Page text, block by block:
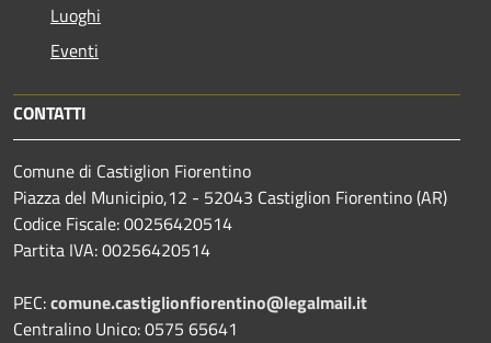
Luoghi
Eventi
CONTATTI
Comune di Castiglion Fiorentino
Piazza del Municipio,12 - 52043 Castiglion Fiorentino (AR)
Codice Fiscale: 00256420514
Partita IVA: 00256420514
PEC:comune.castiglionfiorentino@legalmail.it
Centralino Unico: 0575 65641